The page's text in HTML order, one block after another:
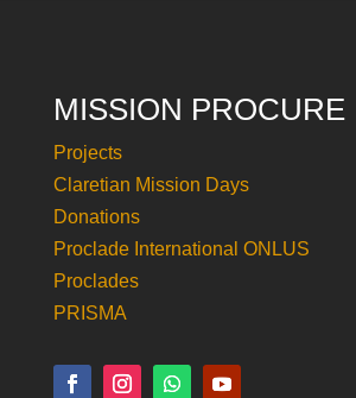
MISSION PROCURE
Projects
Claretian Mission Days
Donations
Proclade International ONLUS
Proclades
PRISMA